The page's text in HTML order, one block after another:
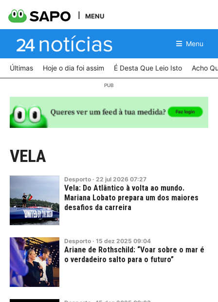
MENU
Menu
Últimas Hoje o dia foi assim É Desta Que Leio Isto Acho
VELA
Desporto · 22 jul 2026 07:27
Vela: Do Atlântico à volta ao mundo.
Mariana Lobato prepara um dos maiores
desafios da carreira
Desporto · 15 dez 2025 09:04
Ariane de Rothschild: “Voar sobre o mar é
o verdadeiro salto para o futuro”